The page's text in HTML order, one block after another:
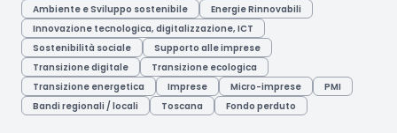
Ambiente e Sviluppo sostenibile
Energie Rinnovabili
Innovazione tecnologica, digitalizzazione, ICT
Sostenibilità sociale
Supporto alle imprese
Transizione digitale
Transizione ecologica
Transizione energetica
Imprese Micro-imprese
PMI
Bandi regionali / locali
Toscana Fondo perduto